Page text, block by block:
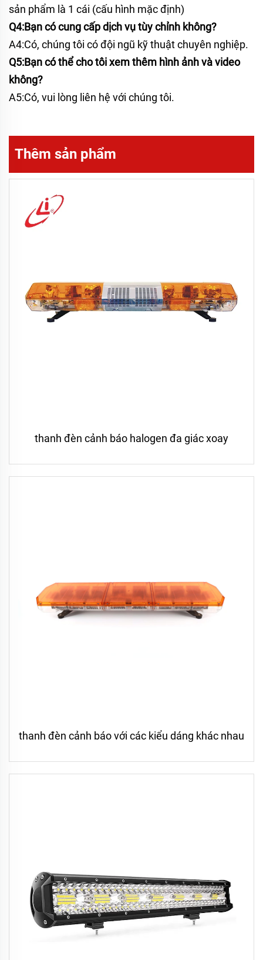
sản phẩm là 1 cái (cấu hình mặc định)
Q4:Bạn có cung cấp dịch vụ tùy chỉnh không?
A4:Có, chúng tôi có đội ngũ kỹ thuật chuyên nghiệp.
Q5:Bạn có thể cho tôi xem thêm hình ảnh và video
không?
A5:Có, vui lòng liên hệ với chúng tôi.
Thêm sản phẩm
thanh đèn cảnh báo halogen đa giác xoay
thanh đèn cảnh báo với các kiểu dáng khác nhau